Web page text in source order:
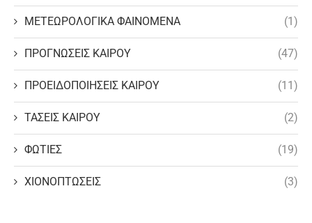
ΜΕΤΕΩΡΟΛΟΓΙΚΑ ΦΑΙΝΟΜΕΝΑ (1)
ΠΡΟΓΝΩΣΕΙΣ ΚΑΙΡΟΥ (47)
ΠΡΟΕΙΔΟΠΟΙΗΣΕΙΣ ΚΑΙΡΟΥ (11)
ΤΑΣΕΙΣ ΚΑΙΡΟΥ (2)
ΦΩΤΙΕΣ (19)
ΧΙΟΝΟΠΤΩΣΕΙΣ (3)